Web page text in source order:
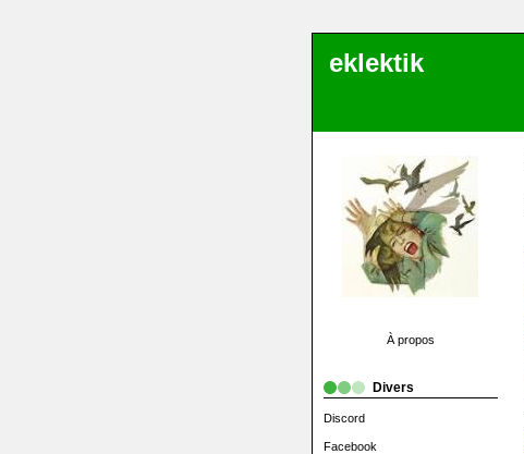
eklektik
À propos
Divers
Discord
Facebook